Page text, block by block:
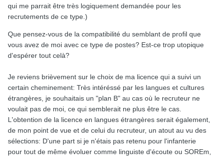
qui me parrait être très logiquement demandée pour les
recrutements de ce type.)
Que pensez-vous de la compatibilité du semblant de profil que
vous avez de moi avec ce type de postes? Est-ce trop utopique
d'espérer tout celà?
Je reviens brièvement sur le choix de ma licence qui a suivi un
certain cheminement: Très intéréssé par les langues et cultures
étrangères, je souhaitais un "plan B" au cas où le recruteur ne
voulait pas de moi, ce qui semblerait ne plus être le cas.
L'obtention de la licence en langues étrangères serait également,
de mon point de vue et de celui du recruteur, un atout au vu des
sélections: D'une part si je n'étais pas retenu pour l'infanterie
pour tout de même évoluer comme linguiste d'écoute ou SOREm,